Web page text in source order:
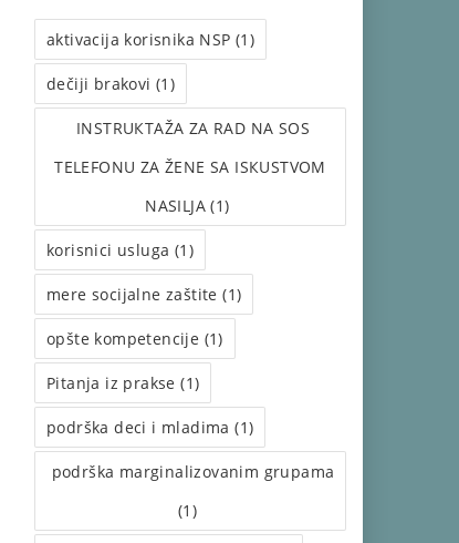
aktivacija korisnika NSP (1)
dečiji brakovi (1)
INSTRUКTAŽA ZA RAD NA SOS
TELEFONU ZA ŽENE SA ISКUSTVOM
NASILJA (1)
korisnici usluga (1)
mere socijalne zaštite (1)
opšte kompetencije (1)
Pitanja iz prakse (1)
podrška deci i mladima (1)
podrška marginalizovanim grupama
(1)